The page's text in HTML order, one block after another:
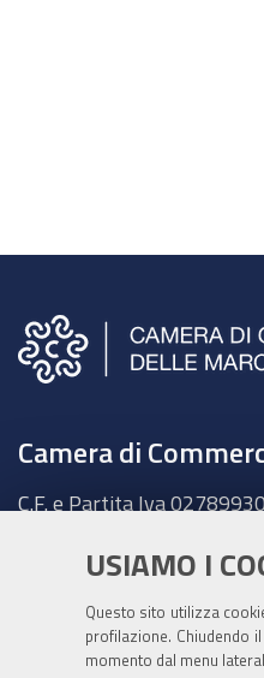
USIAMO I
Questo sito utilizza
profilazione. Chiudendo
momento dal menu
Camera di
C.F. e Partita Iva
Ancona - Largo XXIV
Fatt. elettronica - Cod.